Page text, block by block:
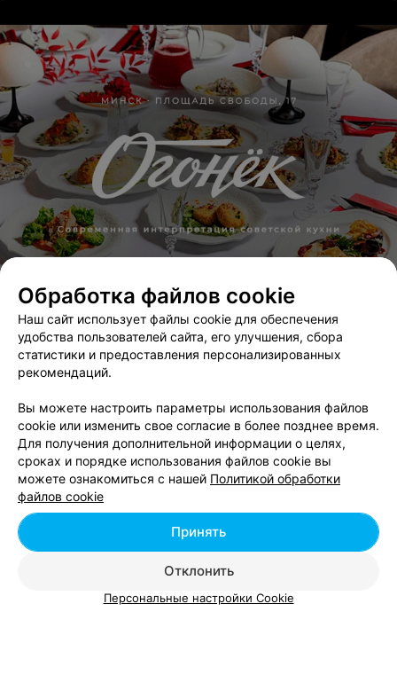
ЭФФЕКТИВНАЯ РЕКЛАМА НА САЙТЕ
Добавить компанию
Добавить специалиста
Обработка файлов cookie
Наш сайт использует файлы cookie для обеспечения
удобства пользователей сайта, его улучшения, сбора
статистики и предоставления персонализированных
рекомендаций.
Вы можете настроить параметры использования файлов
cookie или изменить свое согласие в более позднее время.
Для получения дополнительной информации о целях,
сроках и порядке использования файлов cookie вы
можете ознакомиться с нашей Политикой обработки
файлов cookie
Отклонить
Принять
Персональные настройки Cookie